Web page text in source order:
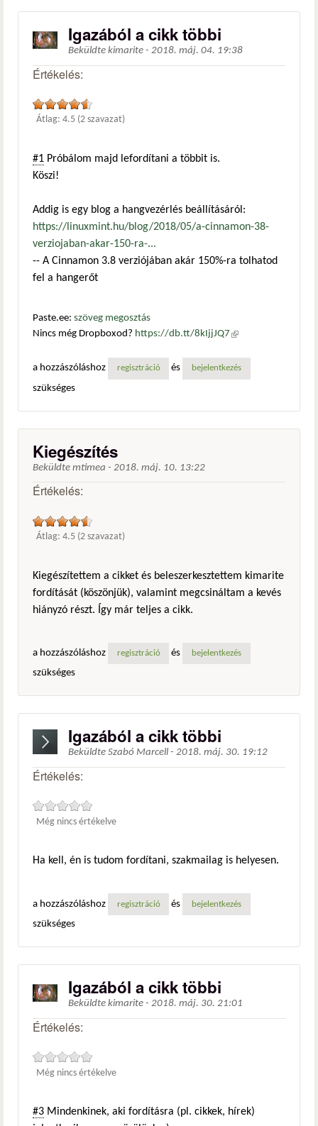
Igazából a cikk többi
Beküldte kimarite - 2018. máj. 04. 19:38
Értékelés:
Átlag:4.5 (2 szavazat)
#1 Próbálom majd lefordítani a többit is.
Köszi!
Addig is egy blog a hangvezérlés beállításáról:
https://linuxmint.hu/blog/2018/05/a-cinnamon-38-
verziojaban-akar-150-ra-...
-- A Cinnamon 3.8 verziójában akár 150%-ra tolhatod
fel a hangerőt
Paste.ee: szöveg megosztás
Nincs még Dropboxod? https://db.tt/8kIjjJQ7 (külső
a hozzászóláshoz
regisztráció és bejelentkezés
szükséges
Kiegészítés
Beküldte mtimea - 2018. máj. 10. 13:22
Értékelés:
Átlag:4.5 (2 szavazat)
Kiegészítettem a cikket és beleszerkesztettem kimarite
fordítását (köszönjük), valamint megcsináltam a kevés
hiányzó részt. Így már teljes a cikk.
a hozzászóláshoz regisztráció és bejelentkezés
szükséges
Igazából a cikk többi
Beküldte Szabó Marcell - 2018. máj. 30. 19:12
Értékelés:
Még nincs értékelve
Ha kell, én is tudom fordítani, szakmailag is helyesen.
a hozzászóláshoz regisztráció és bejelentkezés
szükséges
Igazából a cikk többi
Beküldte kimarite - 2018. máj. 30. 21:01
Értékelés:
Még nincs értékelve
#3 Mindenkinek, aki fordításra (pl. cikkek, hírek)